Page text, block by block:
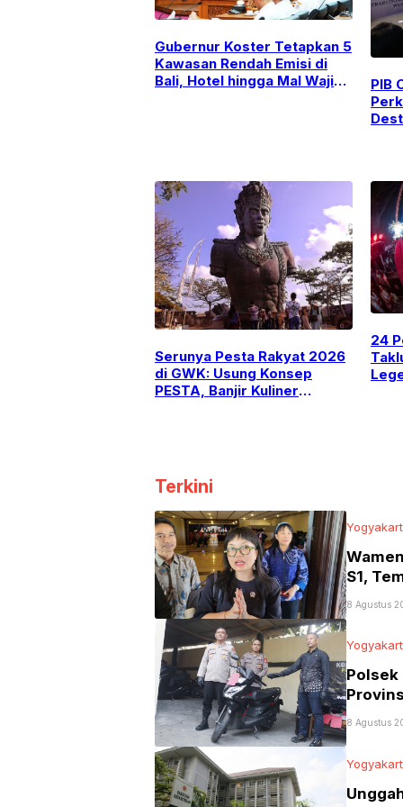
Gubernur Koster Tetapkan 5
Kawasan Rendah Emisi di
Bali, Hotel hingga Mal Wajib
PIB
Serunya Pesta Rakyat 2026
di GWK: Usung Konsep
PESTA, Banjir Kuliner
24
Terkini
S1,
8 Agustus
Polsek
8 Agustus